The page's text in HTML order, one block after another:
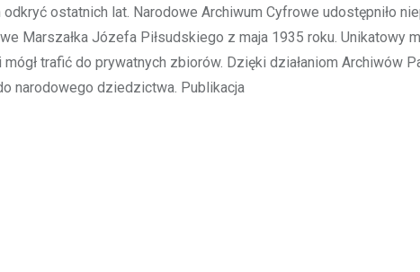
ostatnich lat. Narodowe Archiwum Cyfrowe udostępniło
Marszałka Józefa Piłsudskiego z maja 1935 roku. Unikatowy
trafić do prywatnych zbiorów. Dzięki działaniom Archiwów
narodowego dziedzictwa. Publikacja